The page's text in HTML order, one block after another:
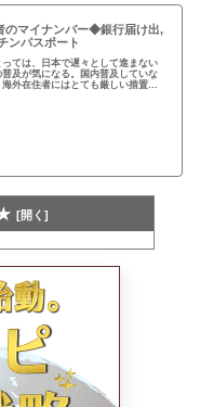
マイナンバー◆銀行届け出,
ンパスポート
ては、日本で遅々として進まない
及が気になる。国内普及していな
外在住者にはとても厳しい措置は